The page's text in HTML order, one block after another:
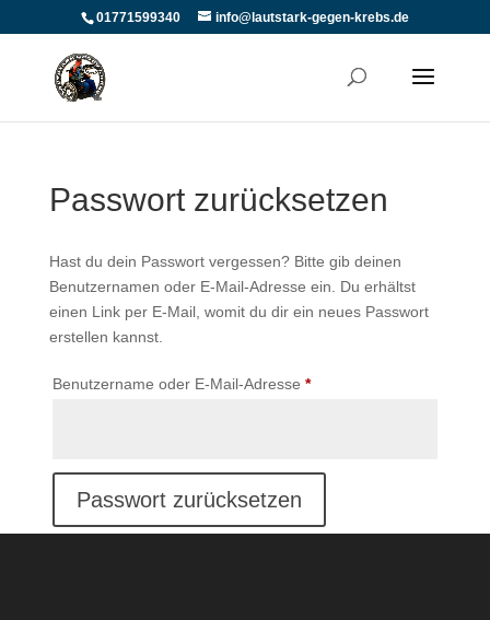
01771599340 info@lautstark-gegen-krebs.de
Passwort zurücksetzen
Hast du dein Passwort vergessen? Bitte gib deinen
Benutzernamen oder E-Mail-Adresse ein. Du erhältst
einen Link per E-Mail, womit du dir ein neues Passwort
erstellen kannst.
Benutzername oder E-Mail-Adresse *Erforderlich
Passwort zurücksetzen